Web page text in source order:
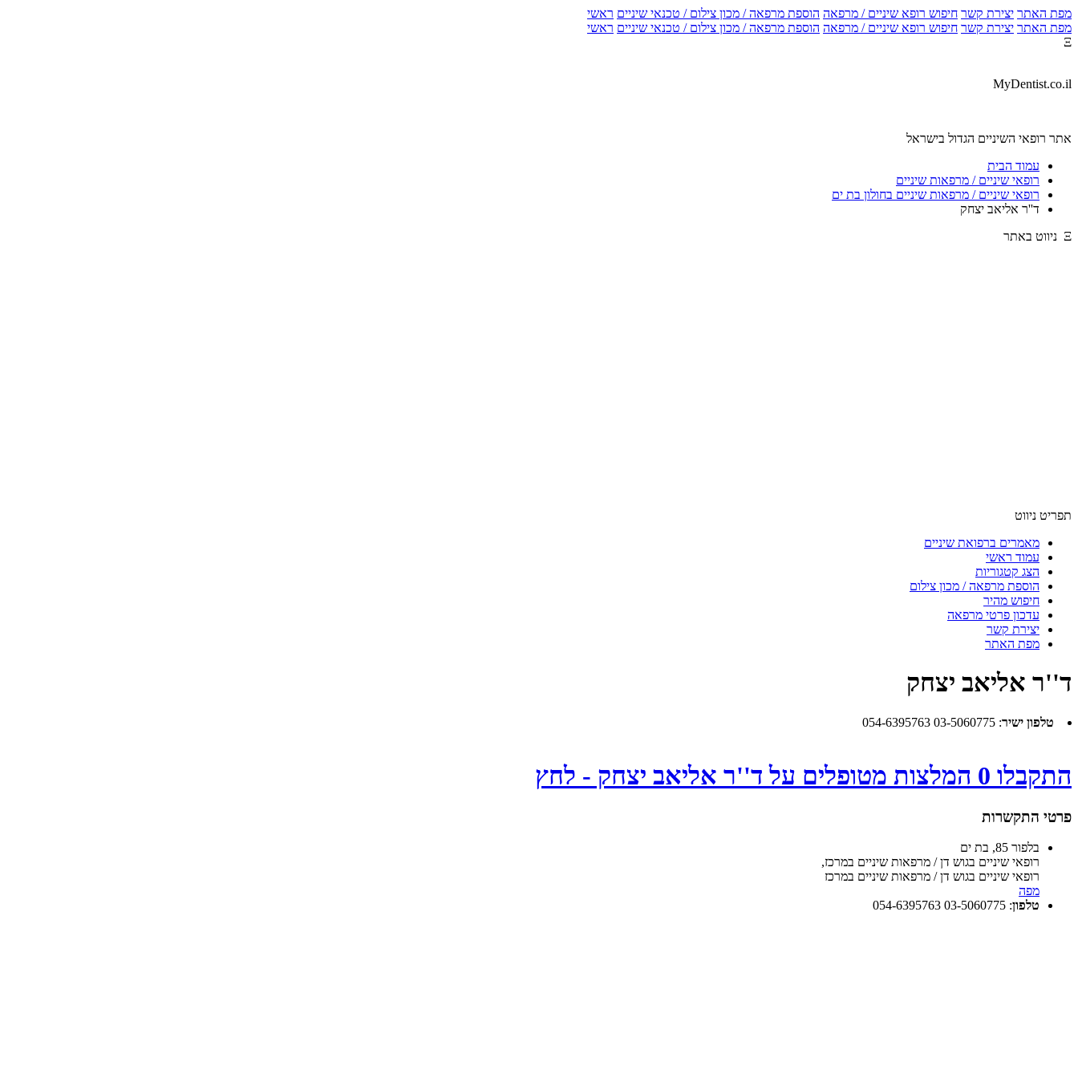
מפת האתר יצירת קשר חיפוש רופא שיניים / מרפאה הוספת מרפאה / מכון צילום / טכנאי שיניים ראשי
מפת האתר יצירת קשר חיפוש רופא שיניים / מרפאה הוספת מרפאה / מכון צילום / טכנאי שיניים ראשי
Ξ
MyDentist.co.il
אתר רופאי השיניים הגדול בישראל
עמוד הבית
רופאי שיניים / מרפאות שיניים
רופאי שיניים / מרפאות שיניים בחולון בת ים
ד''ר אליאב יצחק
Ξ ניווט באתר
תפריט ניווט
מאמרים ברפואת שיניים
עמוד ראשי
הצג קטגוריות
הוספת מרפאה / מכון צילום
חיפוש מהיר
עדכון פרטי מרפאה
יצירת קשר
מפת האתר
ד''ר אליאב יצחק
טלפון ישיר:
03-5060775 054-6395763
התקבלו 0 המלצות מטופלים על ד''ר אליאב יצחק - לחץ
פרטי התקשרות
בלפור 85, בת ים
רופאי שיניים בגוש דן / מרפאות שיניים במרכז,
רופאי שיניים בגוש דן / מרפאות שיניים במרכז
מפה
טלפון:
03-5060775 054-6395763